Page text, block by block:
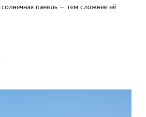
панель — тем сложнее её